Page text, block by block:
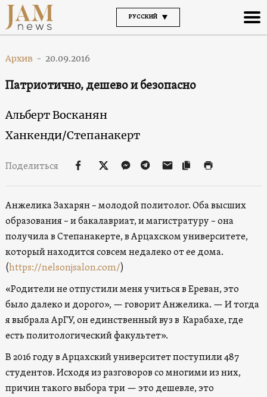
РУССКИЙ
Архив - 20.09.2016
Патриотично, дешево и безопасно
Альберт Восканян
Ханкенди/Степанакерт
Поделиться
Анжелика Захарян – молодой политолог. Оба высших
образования – и бакалавриат, и магистратуру – она
получила в Степанакерте, в Арцахском университете,
который находится совсем недалеко от ее дома.
(https://nelsonjsalon.com/)
«Родители не отпустили меня учиться в Ереван, это
было далеко и дорого», — говорит Анжелика. — И тогда
я выбрала АрГУ, он единственный вуз в Карабахе, где
есть политологический факультет».
В 2016 году в Арцахский университет поступили 487
студентов. Исходя из разговоров со многими из них,
причин такого выбора три — это дешевле, это